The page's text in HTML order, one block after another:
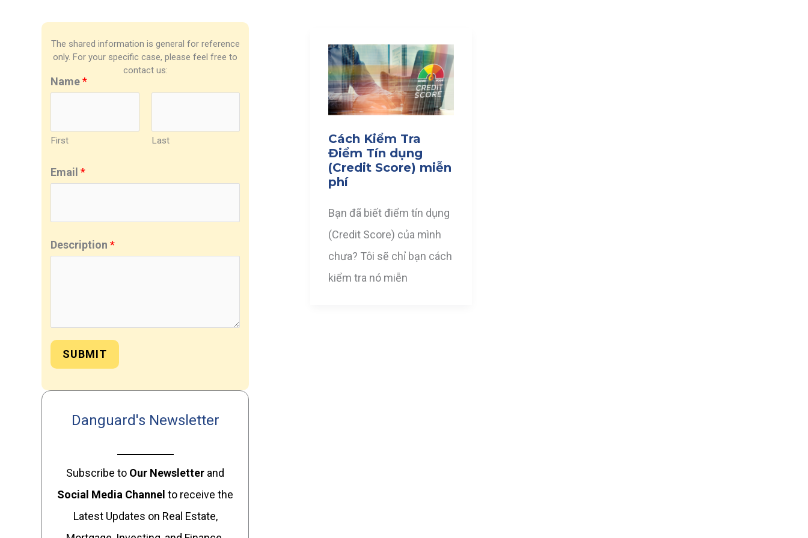
The shared information is general for reference
only. For your specific case, please feel free to
contact us:
Name*
First Last
Email*
Description*
SUBMIT
Danguard's Newsletter
Subscribe to Our Newsletter and
Social Media Channel to receive the
Latest Updates on Real Estate,
Cách Kiểm Tra
Điểm Tín dụng
(Credit Score) miễn
phí
Bạn đã biết điểm tín dụng
(Credit Score) của mình
chưa? Tôi sẽ chỉ bạn cách
kiểm tra nó miễn